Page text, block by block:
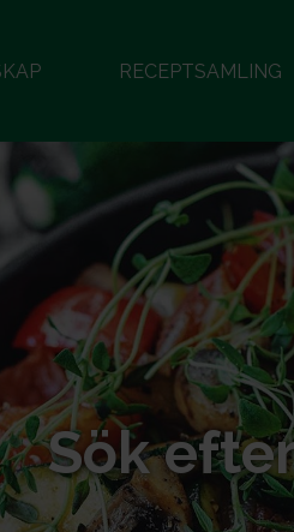
RECEPTSAMLING
Sök